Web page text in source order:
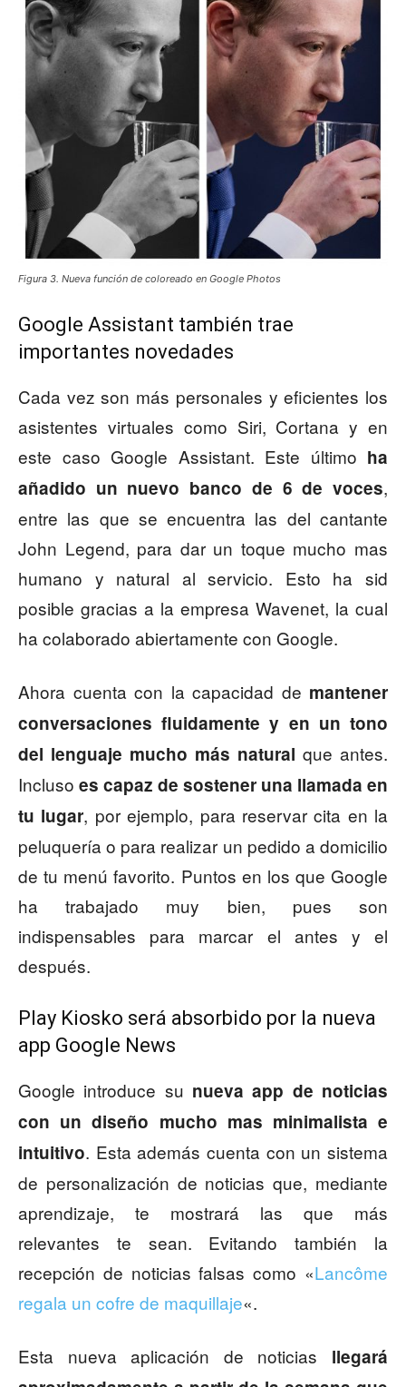
Figura 3. Nueva función de coloreado en Google Photos
Google Assistant también trae
importantes novedades
Cada vez son más personales y eficientes los
asistentes virtuales como Siri, Cortana y en
este caso Google Assistant. Este último ha
añadido un nuevo banco de 6 de voces,
entre las que se encuentra las del cantante
John Legend, para dar un toque mucho mas
humano y natural al servicio. Esto ha sid
posible gracias a la empresa Wavenet, la cual
ha colaborado abiertamente con Google.
Ahora cuenta con la capacidad de mantener
conversaciones fluidamente y en un tono
del lenguaje mucho más natural que antes.
Incluso es capaz de sostener una llamada en
tu lugar, por ejemplo, para reservar cita en la
peluquería o para realizar un pedido a domicilio
de tu menú favorito. Puntos en los que Google
ha trabajado muy bien, pues son
indispensables para marcar el antes y el
después.
Play Kiosko será absorbido por la nueva
app Google News
Google introduce su nueva app de noticias
con un diseño mucho mas minimalista e
intuitivo. Esta además cuenta con un sistema
de personalización de noticias que, mediante
aprendizaje, te mostrará las que más
relevantes te sean. Evitando también la
recepción de noticias falsas como «Lancôme
regala un cofre de maquillaje«.
Esta nueva aplicación de noticias llegará